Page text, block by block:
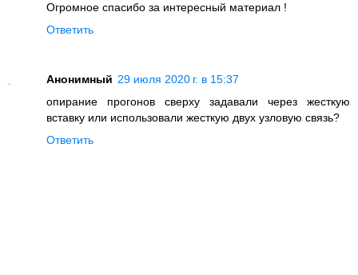
Огромное спасибо за интересный материал !
Ответить
Анонимный 29 июля 2020 г. в 15:37
опирание прогонов сверху задавали через жесткую
вставку или использовали жесткую двух узловую связь?
Ответить